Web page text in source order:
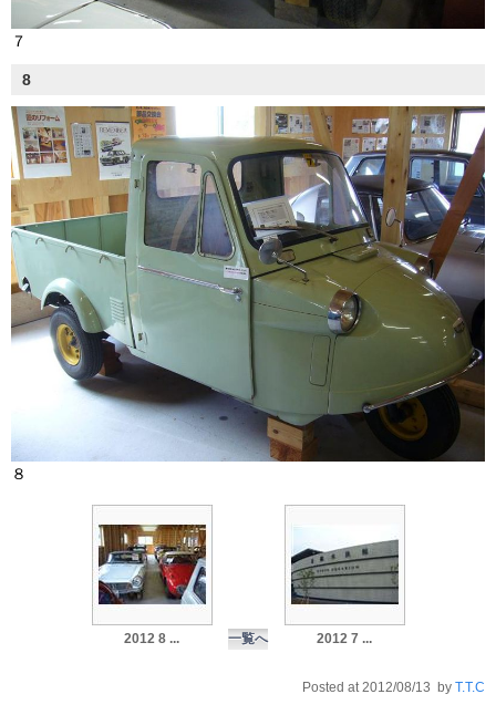
７
8
８
2012 8 ... 一覧へ 2012 7 ...
Posted at 2012/08/13 by T.T.C